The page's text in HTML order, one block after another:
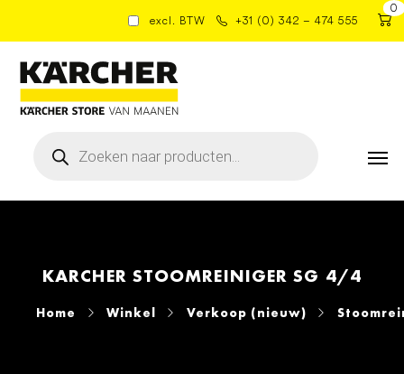
excl. BTW +31 (0) 342 – 474 555
0
zoeken
KARCHER STOOMREINIGER SG 4/4
Home Winkel Verkoop (nieuw)